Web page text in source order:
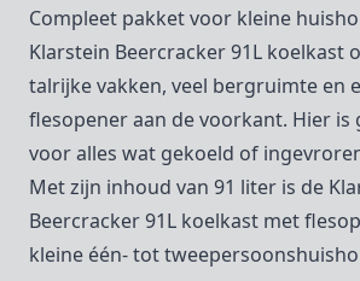
Compleet pakket voor kleine
Klarstein Beercracker 91L koelkast
talrijke vakken, veel bergruimte en
flesopener aan de voorkant. Hier is
voor alles wat gekoeld of
Met zijn inhoud van 91 liter is de
Beercracker 91L koelkast met
kleine één- tot